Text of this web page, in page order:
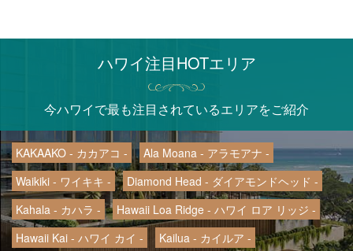
ハワイ注目HOTエリア
今ハワイで最も注目されているエリアをご紹介
KAKAAKO - カカアコ -
Ala Moana - アラモアナ -
Waikiki - ワイキキ -
Diamond Head - ダイアモンドヘッド -
Kahala - カハラ -
Hawaii Loa Ridge - ハワイ ロア リッジ -
Hawaii Kai - ハワイ カイ -
Kailua - カイルア -